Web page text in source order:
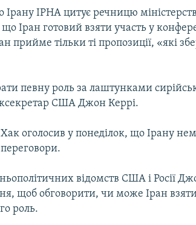
Ірану ІРНА цитує речницю
Іран готовий взяти участь у
прийме тільки ті пропозиції, «які
певну роль за лаштунками
США Джон Керрі.
оголосив у понеділок, що Ірану
відомств США і Росії
щоб обговорити, чи може Іран
роль.